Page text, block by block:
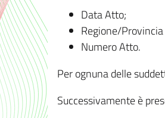
Data Atto;
Regione/
Numero Atto.
Per ognuna delle
Successivamente è